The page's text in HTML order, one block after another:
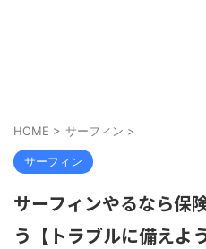
HOME > サーフィン >
サーフィン
サーフィンやるなら保
う【トラブルに備えよう